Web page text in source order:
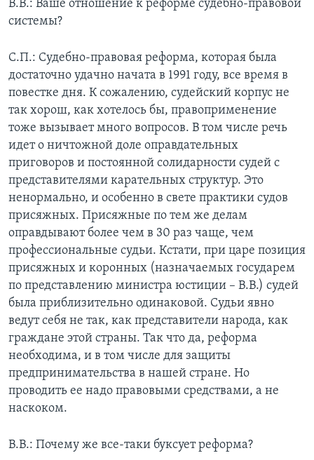
В.В.: Ваше отношение к реформе судебно-правовой
системы?
С.П.: Судебно-правовая реформа, которая была
достаточно удачно начата в 1991 году, все время в
повестке дня. К сожалению, судейский корпус не
так хорош, как хотелось бы, правоприменение
тоже вызывает много вопросов. В том числе речь
идет о ничтожной доле оправдательных
приговоров и постоянной солидарности судей с
представителями карательных структур. Это
ненормально, и особенно в свете практики судов
присяжных. Присяжные по тем же делам
оправдывают более чем в 30 раз чаще, чем
профессиональные судьи. Кстати, при царе позиция
присяжных и коронных (назначаемых государем
по представлению министра юстиции – В.В.) судей
была приблизительно одинаковой. Судьи явно
ведут себя не так, как представители народа, как
граждане этой страны. Так что да, реформа
необходима, и в том числе для защиты
предпринимательства в нашей стране. Но
проводить ее надо правовыми средствами, а не
наскоком.
В.В.: Почему же все-таки буксует реформа?